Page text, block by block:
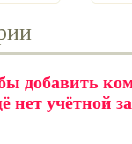
добавить
нет учётной